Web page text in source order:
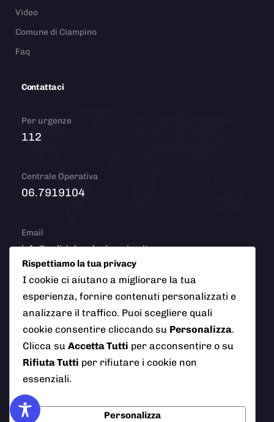
Video
Comune di Ciampino
Faq
Contattaci
Per urgenze
112
Centrale Operativa
06.7919104
Email
info@polizialocaleciampino.it
© 2026 Polizia Locale del Comune di Ciampino (Roma). Tutti
AI Info
Cookie Policy
Rispettiamo la tua privacy
I cookie ci aiutano a migliorare la tua
esperienza, fornire contenuti personalizzati e
analizzare il traffico. Puoi scegliere quali
cookie consentire cliccando su Personalizza.
Clicca su Accetta Tutti per acconsentire o su
Rifiuta Tutti per rifiutare i cookie non
essenziali.
Personalizza